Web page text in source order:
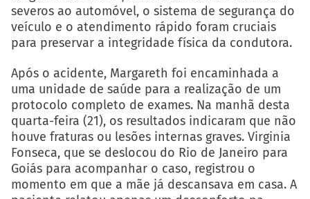
severos ao automóvel, o sistema de segurança do
veículo e o atendimento rápido foram cruciais
para preservar a integridade física da condutora.
Após o acidente, Margareth foi encaminhada a
uma unidade de saúde para a realização de um
protocolo completo de exames. Na manhã desta
quarta-feira (21), os resultados indicaram que não
houve fraturas ou lesões internas graves. Virginia
Fonseca, que se deslocou do Rio de Janeiro para
Goiás para acompanhar o caso, registrou o
momento em que a mãe já descansava em casa. A